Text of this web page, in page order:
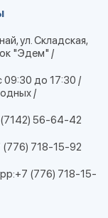
ул. Складская,
"Эдем" /
09:30 до 17:30 /
/
56-64-42
(776) 718-15-92
+7 (776) 718-15-